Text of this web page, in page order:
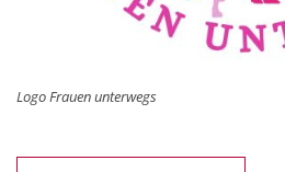
Logo Frauen unterwegs